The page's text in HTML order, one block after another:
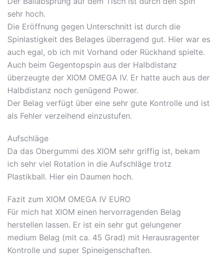
sehr hoch.
Die Eröffnung gegen Unterschnitt ist durch die
Spinlastigkeit des Belages überragend gut. Hier war es
auch egal, ob ich mit Vorhand oder Rückhand spielte.
Auch beim Gegentopspin aus der Halbdistanz
überzeugte der XIOM OMEGA IV. Er hatte auch aus der
Halbdistanz noch genügend Power.
Der Belag verfügt über eine sehr gute Kontrolle und ist
als Fehler verzeihend einzustufen.
Aufschläge
Da das Obergummi des XIOM sehr griffig ist, bekam
ich sehr viel Rotation in die Aufschläge trotz
Plastikball. Hier ein Daumen hoch.
Fazit zum XIOM OMEGA IV EURO
Für mich hat XIOM einen hervorragenden Belag
herstellen lassen. Er ist ein sehr gut gelungener
medium Belag (mit ca. 45 Grad) mit Herausragenter
Kontrolle und super Spineigenschaften.